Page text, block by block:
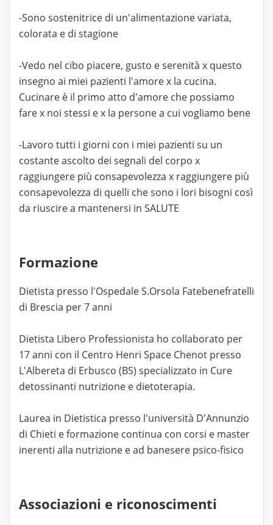
-Sono sostenitrice di un'alimentazione variata,
colorata e di stagione
-Vedo nel cibo piacere, gusto e serenità x questo
insegno ai miei pazienti l'amore x la cucina.
Cucinare è il primo atto d'amore che possiamo
fare x noi stessi e x la persone a cui vogliamo bene
-Lavoro tutti i giorni con i miei pazienti su un
costante ascolto dei segnali del corpo x
raggiungere più consapevolezza x raggiungere più
consapevolezza di quelli che sono i lori bisogni così
da riuscire a mantenersi in SALUTE
Formazione
Dietista presso l'Ospedale S.Orsola Fatebenefratelli
di Brescia per 7 anni
Dietista Libero Professionista ho collaborato per
17 anni con il Centro Henri Space Chenot presso
L'Albereta di Erbusco (BS) specializzato in Cure
detossinanti nutrizione e dietoterapia.
Laurea in Dietistica presso l'università D'Annunzio
di Chieti e formazione continua con corsi e master
inerenti alla nutrizione e ad banesere psico-fisico
Associazioni e riconoscimenti